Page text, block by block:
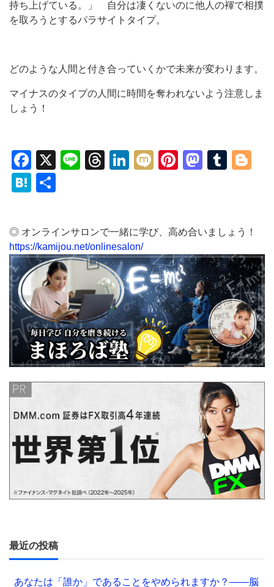
持ち上げている。」 自分は凄くないのに他人の褌で相撲
を取ろうとするパラサイトタイプ。
どのような人間と付き合っていくかで未来が変わります。
マイナスのタイプの人間に時間を奪われないよう注意しま
しょう！
Facebook
X LineThreads
LinkedIn
MixiPinterest
Hatena
◎ オンラインサロンで一緒に学び、高め合いましょう！
https://kamijou.net/onlinesalon/
最近の投稿
あなたは「誰か」であることをやめられますか？——脳